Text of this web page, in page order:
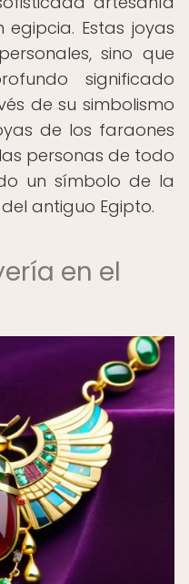
Estas joyas
sino que
significado
de su simbolismo
de los faraones
personas de todo
un símbolo de la
antiguo Egipto.
en el